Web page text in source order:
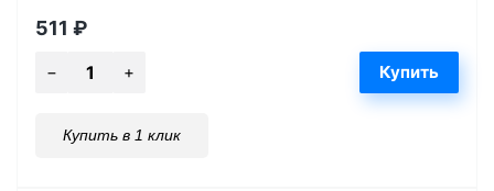
511 ₽
Купить в 1 клик